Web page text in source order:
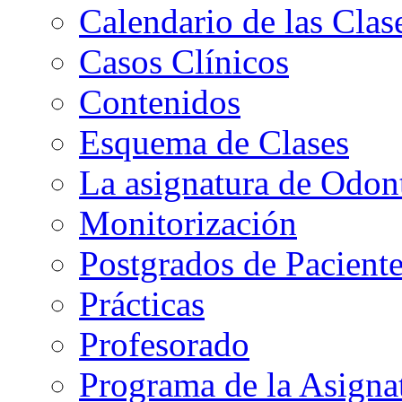
Calendario de las
Casos Clínicos
Contenidos
Esquema de Clases
La asignatura de
Monitorización
Postgrados de
Prácticas
Profesorado
Programa de la